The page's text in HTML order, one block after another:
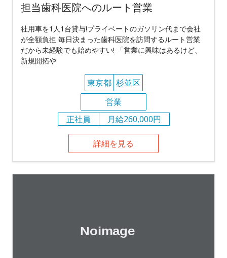
担当歯科医院へのルート営業
社用車を1人1台貸与!プライベートのガソリン代まで会社
が全額負担 毎日決まった歯科医院を訪問するルート営業
だから未経験でも始めやすい! 「営業に興味はあるけど、
新規開拓や
東京都 杉並区
営業
正社員
月給260,000円
詳細を見る